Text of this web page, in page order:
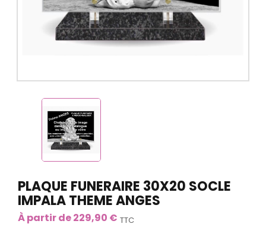
PLAQUE FUNERAIRE 30X20 SOCLE
IMPALA THEME ANGES
À partir de 229,90 € TTC